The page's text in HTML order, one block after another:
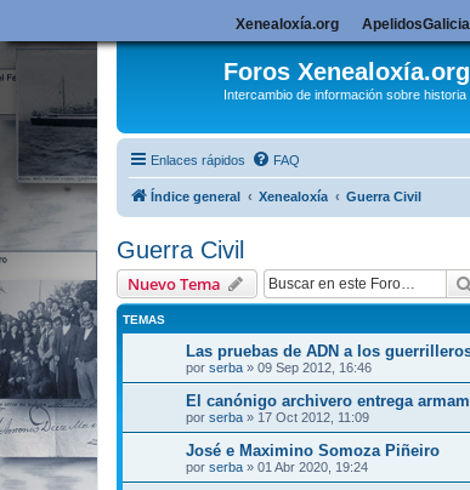
Foros
Intercambio de información sobre
Enlaces rápidos FAQ
Índice general Xenealoxía Guerra Civil
Guerra Civil
Nuevo Tema
TEMAS
Las pruebas de ADN a los
por serba » 09 Sep 2012, 16:46
El canónigo archivero entrega
por serba » 17 Oct 2012, 11:09
José e Maximino Somoza Piñeiro
por serba » 01 Abr 2020, 19:24
Xenealoxía.org